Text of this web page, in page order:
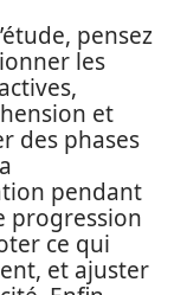
pensez
les
et
des phases
pendant
progression
ce qui
et ajuster